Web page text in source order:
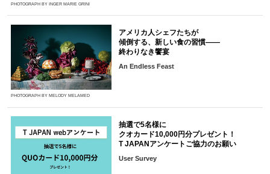
PHOTOGRAPH BY INGER MARIE GRINI
PHOTOGRAPH BY MELODY MELAMED
アメリカ人シェフたちが
傾倒する、新しい食の習慣――
終わりなき饗宴
An Endless Feast
抽選で5名様に
クオカード10,000円分プレゼント！
T JAPANアンケートご協力のお願い
User Survey